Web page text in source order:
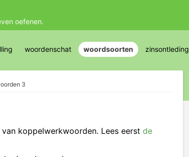
oefenen.
woordenschat woordsoorten zinsontleding
3
koppelwerkwoorden. Lees eerst de